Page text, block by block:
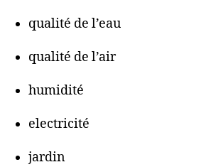
qualité de l’eau
qualité de l’air
humidité
electricité
jardin